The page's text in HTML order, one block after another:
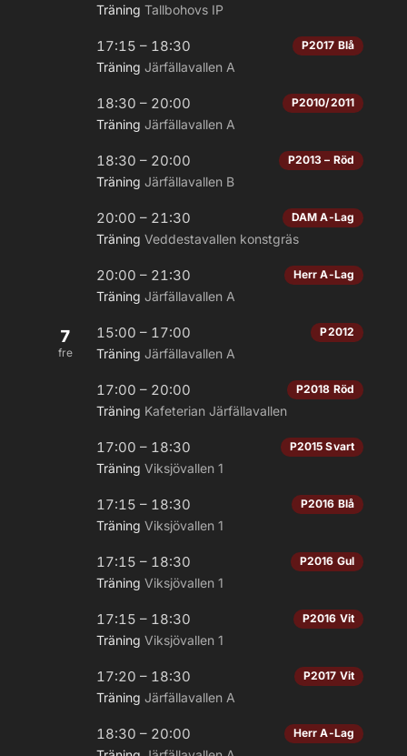
Träning Tallbohovs IP
17:15 – 18:30 P2017 Blå
Träning Järfällavallen A
18:30 – 20:00 P2010/2011
Träning Järfällavallen A
18:30 – 20:00 P2013 – Röd
Träning Järfällavallen B
20:00 – 21:30 DAM A-Lag
Träning Veddestavallen konstgräs
20:00 – 21:30 Herr A-Lag
Träning Järfällavallen A
7
fre
15:00 – 17:00 P2012
Träning Järfällavallen A
17:00 – 20:00 P2018 Röd
Träning Kafeterian Järfällavallen
17:00 – 18:30 P2015 Svart
Träning Viksjövallen 1
17:15 – 18:30 P2016 Blå
Träning Viksjövallen 1
17:15 – 18:30 P2016 Gul
Träning Viksjövallen 1
17:15 – 18:30 P2016 Vit
Träning Viksjövallen 1
17:20 – 18:30 P2017 Vit
Träning Järfällavallen A
18:30 – 20:00 Herr A-Lag